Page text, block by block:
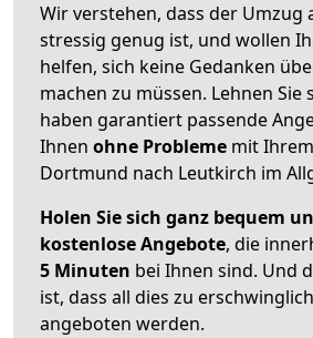
Wir verstehen, dass der Umzug
stressig genug ist, und wollen
helfen, sich keine Gedanken
machen zu müssen. Lehnen Sie
haben garantiert passende
Ihnen ohne Probleme mit
Dortmund nach Leutkirch im
Holen Sie sich ganz bequem
kostenlose Angebote, die
5 Minuten bei Ihnen sind. Und
ist, dass all dies zu
angeboten werden.